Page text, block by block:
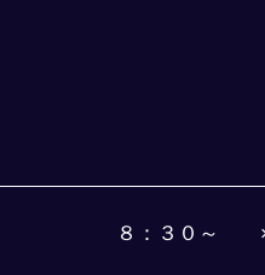
８：３０～　　